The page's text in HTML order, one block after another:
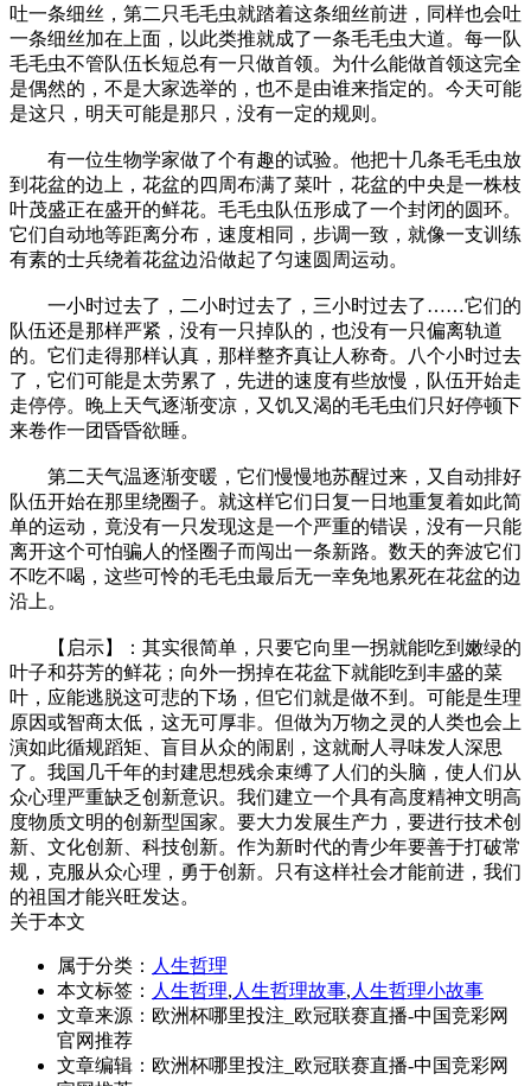
吐一条细丝，第二只毛毛虫就踏着这条细丝前进，同样也会吐
一条细丝加在上面，以此类推就成了一条毛毛虫大道。每一队
毛毛虫不管队伍长短总有一只做首领。为什么能做首领这完全
是偶然的，不是大家选举的，也不是由谁来指定的。今天可能
是这只，明天可能是那只，没有一定的规则。
有一位生物学家做了个有趣的试验。他把十几条毛毛虫放
到花盆的边上，花盆的四周布满了菜叶，花盆的中央是一株枝
叶茂盛正在盛开的鲜花。毛毛虫队伍形成了一个封闭的圆环。
它们自动地等距离分布，速度相同，步调一致，就像一支训练
有素的士兵绕着花盆边沿做起了匀速圆周运动。
一小时过去了，二小时过去了，三小时过去了……它们的
队伍还是那样严紧，没有一只掉队的，也没有一只偏离轨道
的。它们走得那样认真，那样整齐真让人称奇。八个小时过去
了，它们可能是太劳累了，先进的速度有些放慢，队伍开始走
走停停。晚上天气逐渐变凉，又饥又渴的毛毛虫们只好停顿下
来卷作一团昏昏欲睡。
第二天气温逐渐变暖，它们慢慢地苏醒过来，又自动排好
队伍开始在那里绕圈子。就这样它们日复一日地重复着如此简
单的运动，竟没有一只发现这是一个严重的错误，没有一只能
离开这个可怕骗人的怪圈子而闯出一条新路。数天的奔波它们
不吃不喝，这些可怜的毛毛虫最后无一幸免地累死在花盆的边
沿上。
【启示】：其实很简单，只要它向里一拐就能吃到嫩绿的
叶子和芬芳的鲜花；向外一拐掉在花盆下就能吃到丰盛的菜
叶，应能逃脱这可悲的下场，但它们就是做不到。可能是生理
原因或智商太低，这无可厚非。但做为万物之灵的人类也会上
演如此循规蹈矩、盲目从众的闹剧，这就耐人寻味发人深思
了。我国几千年的封建思想残余束缚了人们的头脑，使人们从
众心理严重缺乏创新意识。我们建立一个具有高度精神文明高
度物质文明的创新型国家。要大力发展生产力，要进行技术创
新、文化创新、科技创新。作为新时代的青少年要善于打破常
规，克服从众心理，勇于创新。只有这样社会才能前进，我们
的祖国才能兴旺发达。
关于本文
属于分类： 人生哲理
本文标签： 人生哲理, 人生哲理故事, 人生哲理小故事
文章来源：欧洲杯哪里投注_欧冠联赛直播-中国竞彩网
官网推荐
文章编辑：欧洲杯哪里投注_欧冠联赛直播-中国竞彩网